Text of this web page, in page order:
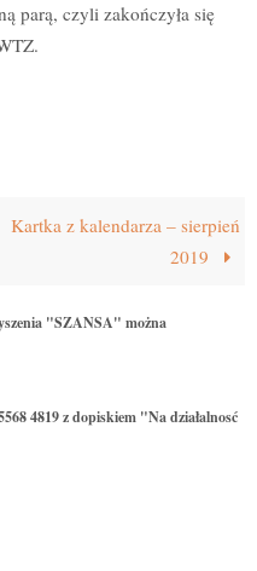
parą, czyli zakończyła się
Kartka z kalendarza – sierpień
2019
"SZANSA" można
4819 z dopiskiem "Na działalnosć